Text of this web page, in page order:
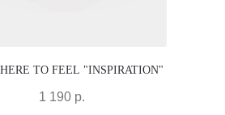
TO FEEL "INSPIRATION"
1 190 р.